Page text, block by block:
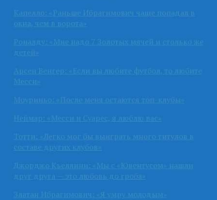
Капелло: «Раньше Ибрагимович чаще попадал в
окна, чем в ворота»
Роналду: «Мне надо 7 Золотых мячей и столько же
детей»
Арсен Венгер: «Если вы любите футбол, то любите
Месси»
Моуриньо: «После меня остаются топ-клубы»
Неймар: «Месси и Суарес, я люблю вас»
Тотти: «Легко мог бы выиграть много титулов в
составе других клубов»
Джорджо Кьеллини: «Мы с «Ювентусом» нашли
друг друга — это любовь до гроба»
Златан Ибрагимович: «Я умру молодым»